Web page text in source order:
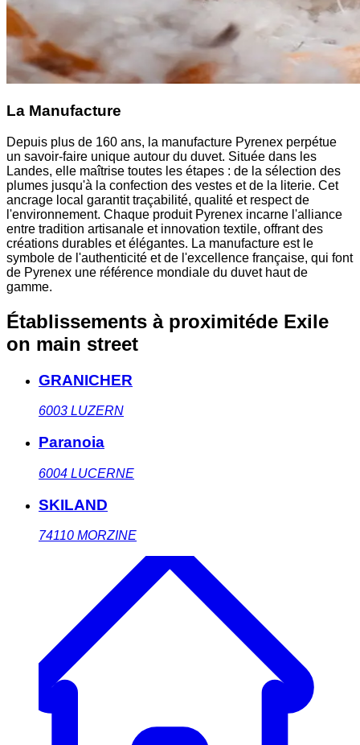
La Manufacture
Depuis plus de 160 ans, la manufacture Pyrenex perpétue
un savoir-faire unique autour du duvet. Située dans les
Landes, elle maîtrise toutes les étapes : de la sélection des
plumes jusqu'à la confection des vestes et de la literie. Cet
ancrage local garantit traçabilité, qualité et respect de
l'environnement. Chaque produit Pyrenex incarne l'alliance
entre tradition artisanale et innovation textile, offrant des
créations durables et élégantes. La manufacture est le
symbole de l'authenticité et de l'excellence française, qui font
de Pyrenex une référence mondiale du duvet haut de
gamme.
Établissements à proximitéde Exile
on main street
GRANICHER
6003 LUZERN
Paranoia
6004 LUCERNE
SKILAND
74110 MORZINE